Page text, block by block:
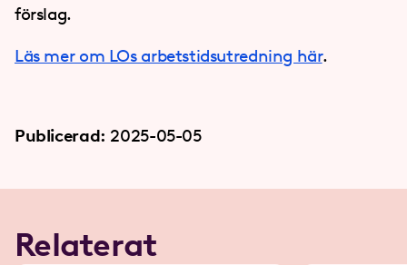
förslag.
Läs mer om LOs arbetstidsutredning här.
Publicerad: 2025-05-05
Relaterat